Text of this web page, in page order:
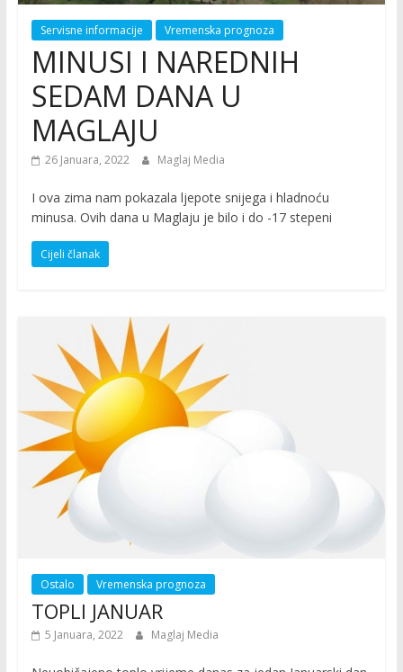
Servisne informacije Vremenska prognoza
MINUSI I NAREDNIH
SEDAM DANA U
MAGLAJU
26 Januara, 2022 Maglaj Media
I ova zima nam pokazala ljepote snijega i hladnoću
minusa. Ovih dana u Maglaju je bilo i do -17 stepeni
Cijeli članak
Ostalo Vremenska prognoza
TOPLI JANUAR
5 Januara, 2022 Maglaj Media